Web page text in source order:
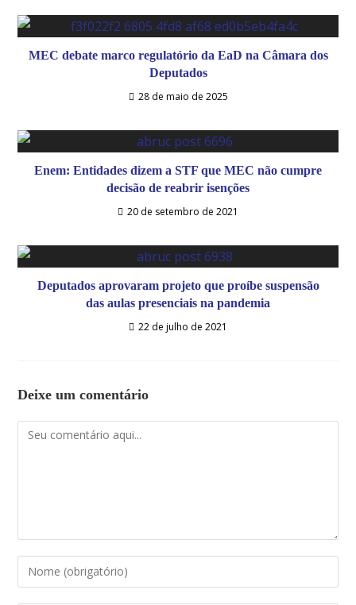
MEC debate marco regulatório da EaD na Câmara dos
Deputados
28 de maio de 2025
Enem: Entidades dizem a STF que MEC não cumpre
decisão de reabrir isenções
20 de setembro de 2021
Deputados aprovaram projeto que proíbe suspensão
das aulas presenciais na pandemia
22 de julho de 2021
Deixe um comentário